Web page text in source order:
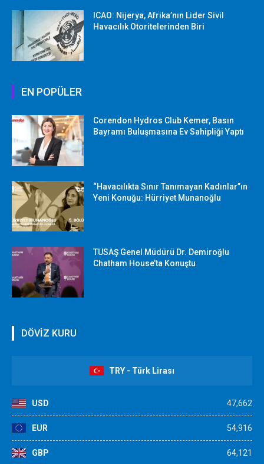
ICAO: Nijerya, Afrika’nın Lider Sivil
Havacılık Otoritelerinden Biri
EN POPÜLER
Corendon Hydros Club Kemer, Basın
Bayramı Buluşmasına Ev Sahipliği Yaptı
“Havacılıkta Sınır Tanımayan Kadınlar”ın
Yeni Konuğu: Hürriyet Munanoğlu
TUSAŞ Genel Müdürü Dr. Demiroğlu
Chatham House’ta Konuştu
DÖVİZ KURU
TRY - Türk Lirası
USD 47,662
EUR 54,916
GBP 64,121